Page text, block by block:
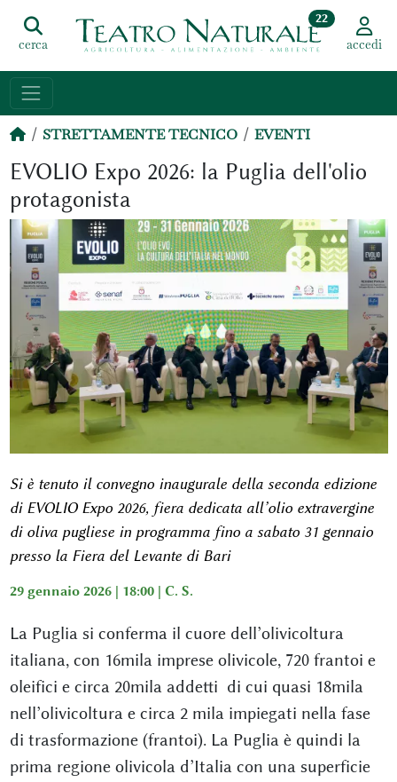
cerca
22
accedi
STRETTAMENTE TECNICO EVENTI
EVOLIO Expo 2026: la Puglia dell'olio
protagonista
Si è tenuto il convegno inaugurale della seconda edizione
di EVOLIO Expo 2026, fiera dedicata all’olio extravergine
di oliva pugliese in programma fino a sabato 31 gennaio
presso la Fiera del Levante di Bari
29 gennaio 2026 | 18:00 | C. S.
La Puglia si conferma il cuore dell’olivicoltura
italiana, con 16mila imprese olivicole, 720 frantoi e
oleifici e circa 20mila addetti di cui quasi 18mila
nell’olivicoltura e circa 2 mila impiegati nella fase
di trasformazione (frantoi). La Puglia è quindi la
prima regione olivicola d’Italia con una superficie